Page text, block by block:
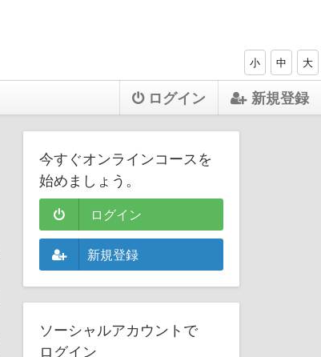
小 中 大
ログイン 新規登録
今すぐオンラインコースを
始めましょう。
ログイン
新規登録
ソーシャルアカウントで
ログイン